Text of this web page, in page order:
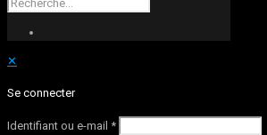
✕
Se connecter
Identifiant ou e-mail *